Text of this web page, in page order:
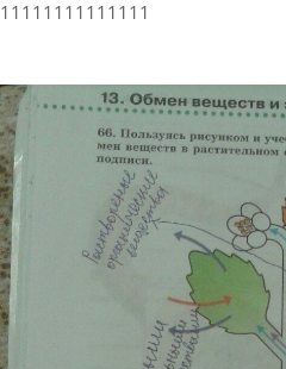
11111111111111